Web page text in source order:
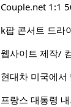
Couple.net 1:1
k팝 콘서트 드라
웹사이트 제작/
현대차 미국에서
프랑스 대통령